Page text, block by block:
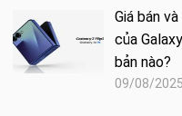
Giá bán
của
bản nào?
09/08/2025